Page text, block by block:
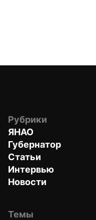
Рубрики
ЯНАО
Губернатор
Статьи
Интервью
Новости
Темы